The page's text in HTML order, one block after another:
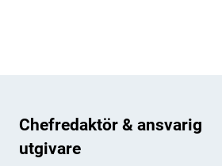
Chefredaktör & ansvarig
utgivare